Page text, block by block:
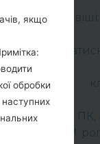
кабель та
утримуйти
телефон до ПК,
та "COM
якщо
обробки